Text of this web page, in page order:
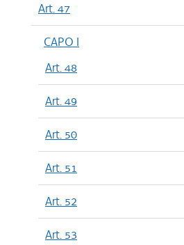
Art. 47
CAPO I
Art. 48
Art. 49
Art. 50
Art. 51
Art. 52
Art. 53